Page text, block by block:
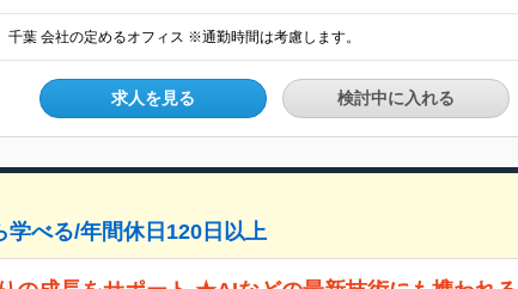
千葉 会社の定めるオフィス ※通勤時間は考慮します。
求人を見る 検討中に入れる
べる/年間休日120日以上